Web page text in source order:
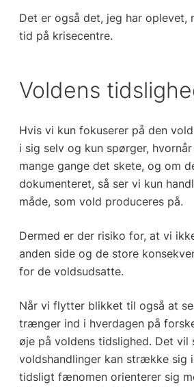
Det er også det, jeg har oplevet,
tid på krisecentre.
Voldens
Hvis vi kun fokuserer på den
i sig selv og kun spørger,
mange gange det skete, og om
dokumenteret, så ser vi kun
måde, som vold produceres på.
Dermed er der risiko for, at vi
anden side og de store
for de voldsudsatte.
Når vi flytter blikket til også at
trænger ind i hverdagen på
øje på voldens tidslighed. Det vil
voldshandlinger kan strække sig
tidsligt fænomen orienterer sig